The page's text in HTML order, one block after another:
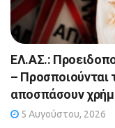
ΕΛ.ΑΣ.:
– Προσποιούνται
αποσπάσουν
5 Αυγούστου, 2026